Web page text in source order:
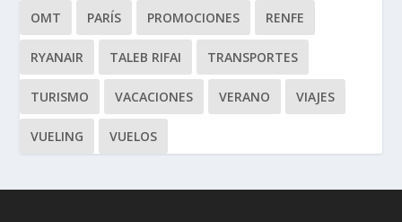
OMT PARÍS PROMOCIONES RENFE
RYANAIR TALEB RIFAI TRANSPORTES
TURISMO VACACIONES VERANO VIAJES
VUELING VUELOS